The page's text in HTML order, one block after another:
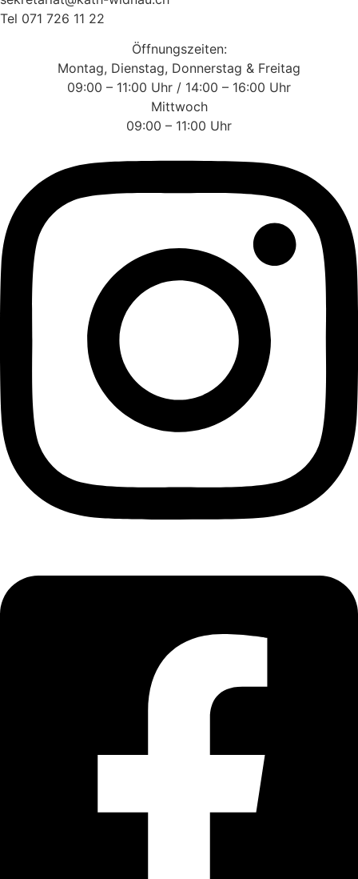
Tel 071 726 11 22
Öffnungszeiten:
Montag, Dienstag, Donnerstag & Freitag
09:00 – 11:00 Uhr / 14:00 – 16:00 Uhr
Mittwoch
09:00 – 11:00 Uhr